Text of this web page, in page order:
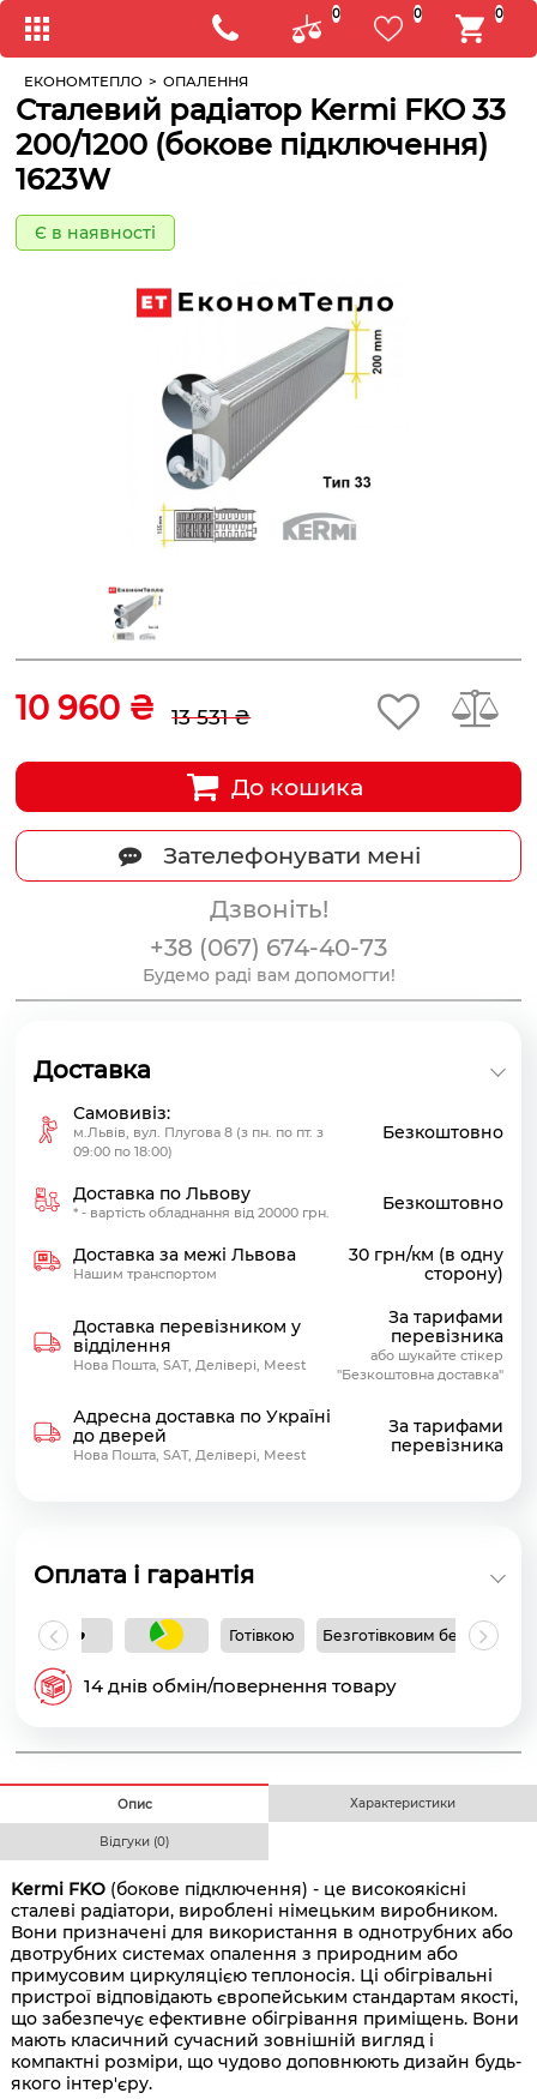
0 0 0
ЕКОНОМТЕПЛО > ОПАЛЕННЯ
Сталевий радіатор Kermi FKO 33
200/1200 (бокове підключення)
1623W
Є в наявності
10 960 ₴ 13 531 ₴
До кошика
Зателефонувати мені
Дзвоніть!
+38 (067) 674-40-73
Будемо раді вам допомогти!
Доставка
Самовивіз:
м.Львів, вул. Плугова 8 (з пн. по пт. з
09:00 по 18:00)
Безкоштовно
Доставка по Львову
* - вартість обладнання від 20000 грн. Безкоштовно
Доставка за межі Львова
Нашим транспортом
30 грн/км (в одну
сторону)
Доставка перевізником у
відділення
Нова Пошта, SAT, Делівері, Meest
За тарифами
перевізника
або шукайте стікер
"Безкоштовна доставка"
Адресна доставка по Україні
до дверей
Нова Пошта, SAT, Делівері, Meest
За тарифами
перевізника
Оплата і гарантія
Готівкою Безготівковим без ПДВ
14 днів обмін/повернення товару
Опис Характеристики
Відгуки (0)
Kermi FKO (бокове підключення) - це високоякісні
сталеві радіатори, вироблені німецьким виробником.
Вони призначені для використання в однотрубних або
двотрубних системах опалення з природним або
примусовим циркуляцією теплоносія. Ці обігрівальні
пристрої відповідають європейським стандартам якості,
що забезпечує ефективне обігрівання приміщень. Вони
мають класичний сучасний зовнішній вигляд і
компактні розміри, що чудово доповнюють дизайн будь-
якого інтер'єру.